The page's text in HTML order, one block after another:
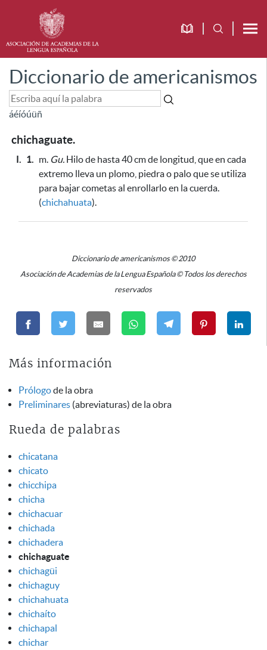
Diccionario de americanismos
áéíóúüñ
chichaguate.
I. 1. m. Gu. Hilo de hasta 40 cm de longitud, que en cada
extremo lleva un plomo, piedra o paloque se utiliza
para bajar cometas al enrollarlo en la cuerda.
(chichahuata).
Diccionario de americanismos © 2010
Asociación de Academias de la Lengua Española © Todos los derechos
reservados
Más información
Prólogode la obra
Preliminares (abreviaturas) de la obra
Rueda de palabras
chicatana
chicato
chicchipa
chicha
chichacuar
chichada
chichadera
chichaguate
chichagüi
chichaguy
chichahuata
chichaíto
chichapal
chichar